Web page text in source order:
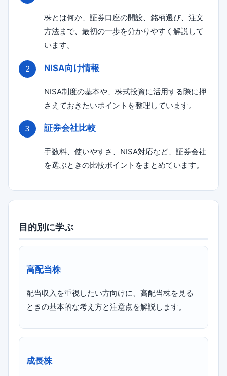
株とは何か、証券口座の開設、銘柄選び、注文
方法まで、最初の一歩を分かりやすく解説して
います。
NISA向け情報
NISA制度の基本や、株式投資に活用する際に押
さえておきたいポイントを整理しています。
証券会社比較
手数料、使いやすさ、NISA対応など、証券会社
を選ぶときの比較ポイントをまとめています。
目的別に学ぶ
高配当株
配当収入を重視したい方向けに、高配当株を見る
ときの基本的な考え方と注意点を解説します。
成長株